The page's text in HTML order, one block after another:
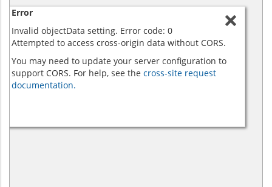
Error
Invalid objectData setting. Error code: 0
Attempted to access cross-origin data without CORS.
You may need to update your server configuration to
support CORS. For help, see the cross-site request
documentation.